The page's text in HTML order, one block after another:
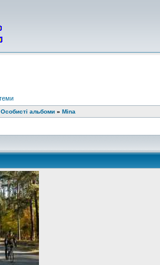
Особисті альбоми » Mina